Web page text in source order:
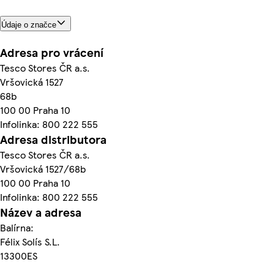
Údaje o značce
Adresa pro vrácení
Tesco Stores ČR a.s.
Vršovická 1527
68b
100 00 Praha 10
Infolinka: 800 222 555
Adresa distributora
Tesco Stores ČR a.s.
Vršovická 1527/68b
100 00 Praha 10
Infolinka: 800 222 555
Název a adresa
Balírna:
Félix Solís S.L.
13300ES